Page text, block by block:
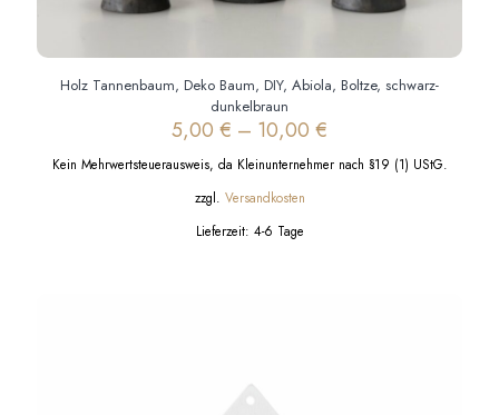
Holz Tannenbaum, Deko Baum, DIY, Abiola, Boltze, schwarz-
dunkelbraun
5,00 € – 10,00 €
Kein Mehrwertsteuerausweis, da Kleinunternehmer nach §19 (1) UStG.
zzgl. Versandkosten
Lieferzeit: 4-6 Tage
Die